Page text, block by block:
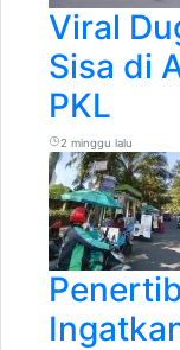
Viral
Sisa di
PKL
2 minggu lalu